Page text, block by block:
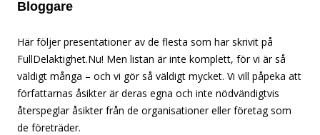
Bloggare
Här följer presentationer av de flesta som har skrivit på
FullDelaktighet.Nu! Men listan är inte komplett, för vi är så
väldigt många – och vi gör så väldigt mycket. Vi vill påpeka att
författarnas åsikter är deras egna och inte nödvändigtvis
återspeglar åsikter från de organisationer eller företag som
de företräder.